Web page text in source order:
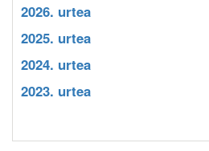
2026. urtea
2025. urtea
2024. urtea
2023. urtea